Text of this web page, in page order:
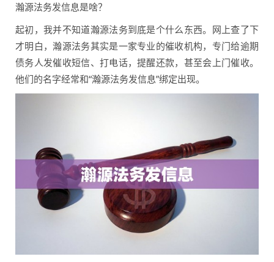
瀚源法务发信息是啥？
起初，我并不知道瀚源法务到底是个什么东西。网上查了下
才明白，瀚源法务其实是一家专业的催收机构，专门给逾期
债务人发催收短信、打电话，提醒还款，甚至会上门催收。
他们的名字经常和“瀚源法务发信息”绑定出现。